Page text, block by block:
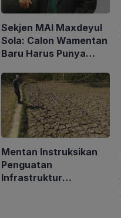
Sekjen MAI Maxdeyul
Sola: Calon Wamentan
Baru Harus Punya
Konsep Holistik
Mentan Instruksikan
Penguatan
Infrastruktur